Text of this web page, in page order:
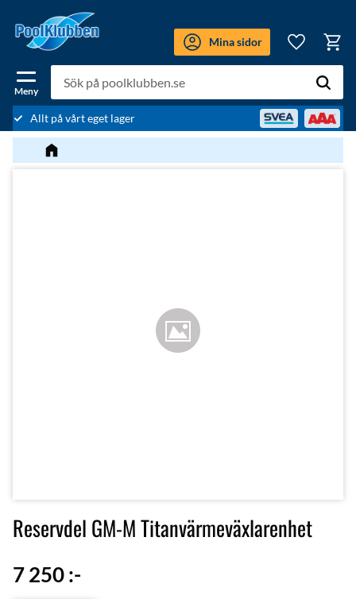
Meny
Mina sidor
Favoriter
Allt på vårt eget lager
Reservdel GM-M Titanvärmeväxlarenhet
7 250:-